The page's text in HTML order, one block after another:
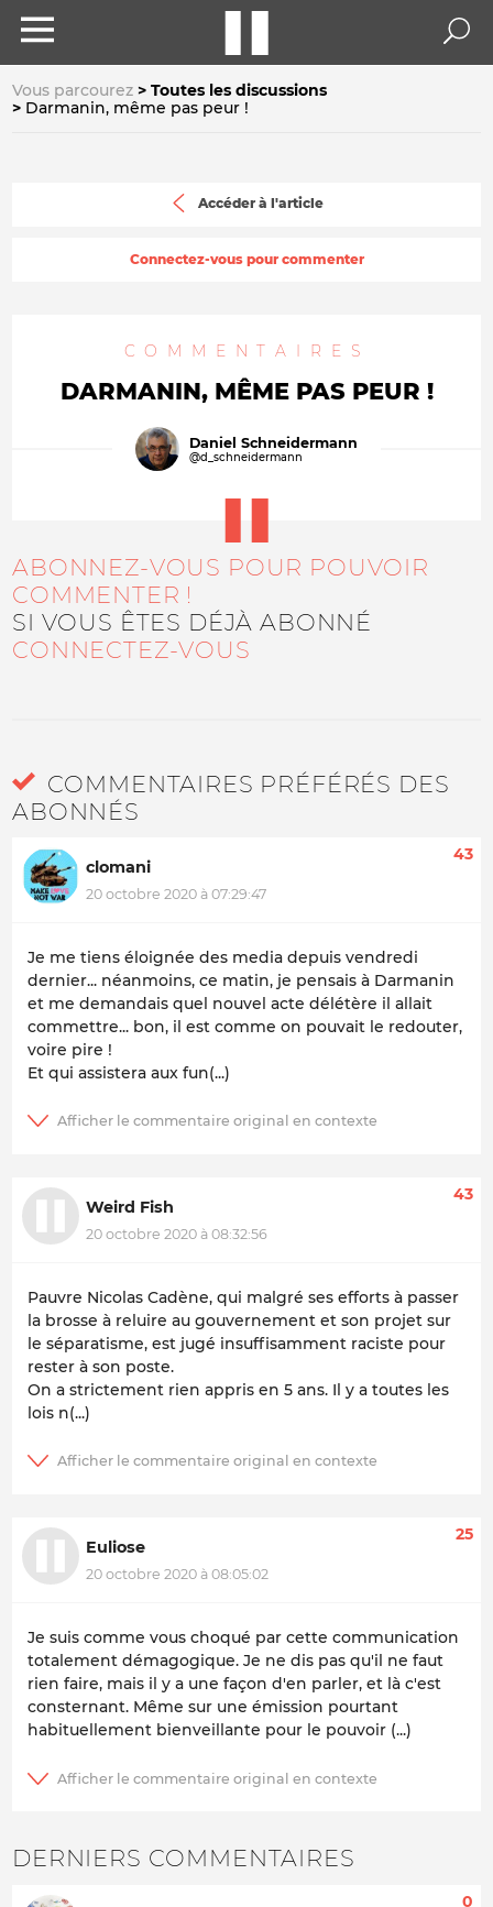
Vous parcourez
Toutes les discussions
Darmanin, même pas peur !
Accéder à l'article
Connectez-vous pour commenter
COMMENTAIRES
DARMANIN, MÊME PAS PEUR !
Daniel Schneidermann
@d_schneidermann
ABONNEZ-VOUS POUR POUVOIR
COMMENTER !
SI VOUS ÊTES DÉJÀ ABONNÉ
CONNECTEZ-VOUS
COMMENTAIRES PRÉFÉRÉS DES
ABONNÉS
clomani
20 octobre 2020 à 07:29:47
43
Je me tiens éloignée des media depuis vendredi
dernier... néanmoins, ce matin, je pensais à Darmanin
et me demandais quel nouvel acte délétère il allait
commettre... bon, il est comme on pouvait le redouter,
voire pire !
Et qui assistera aux fun(...)
Weird Fish
20 octobre 2020 à 08:32:56
43
Pauvre Nicolas Cadène, qui malgré ses efforts à passer
la brosse à reluire au gouvernement et son projet sur
le séparatisme, est jugé insuffisamment raciste pour
rester à son poste.
On a strictement rien appris en 5 ans. Il y a toutes les
lois n(...)
Euliose
20 octobre 2020 à 08:05:02
25
Je suis comme vous choqué par cette communication
totalement démagogique. Je ne dis pas qu'il ne faut
rien faire, mais il y a une façon d'en parler, et là c'est
consternant. Même sur une émission pourtant
habituellement bienveillante pour le pouvoir (...)
DERNIERS COMMENTAIRES
0